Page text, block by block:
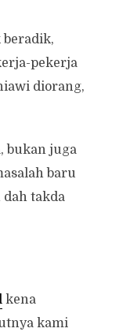
beradik,
pekerja
diorang,
bukan juga
baru
takda
kena
kami